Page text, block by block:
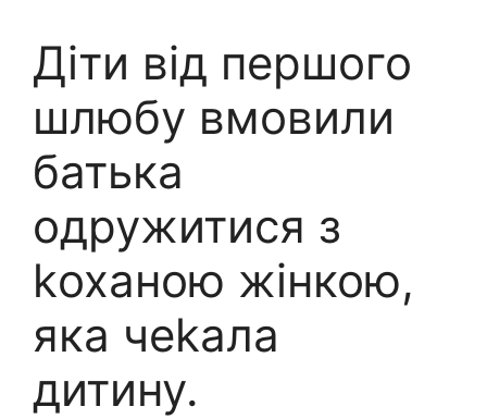
Діти від першого
шлюбу вмовили
батька
одружитися з
kоханою жінкою,
яка чеkала
дитину.